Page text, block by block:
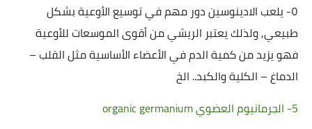
٥- يلعب الادينوسين دور مهم في توسيع الأوعية بشكل
طبيعي, ولذلك يعتبر الريشي من أقوى الموسعات للأوعية
فهو يزيد من كمية الدم في الأعضاء الأساسية مثل القلب –
الدماغ – الكلية والكبد.. الخ
5- الجرمانيوم العضوي organic germanium